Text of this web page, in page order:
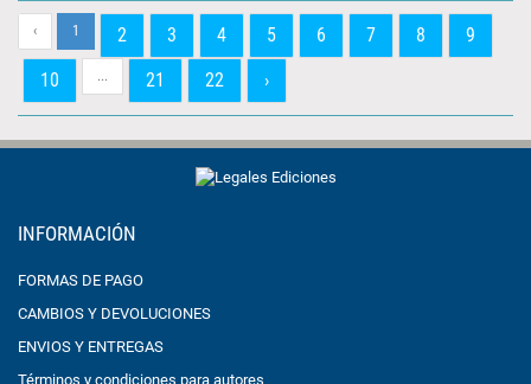
‹ 1 2 3 4 5 6 7 8
9
10
... 21 22 ›
INFORMACIÓN
FORMAS DE PAGO
CAMBIOS Y DEVOLUCIONES
ENVIOS Y ENTREGAS
Términos y condiciones para autores